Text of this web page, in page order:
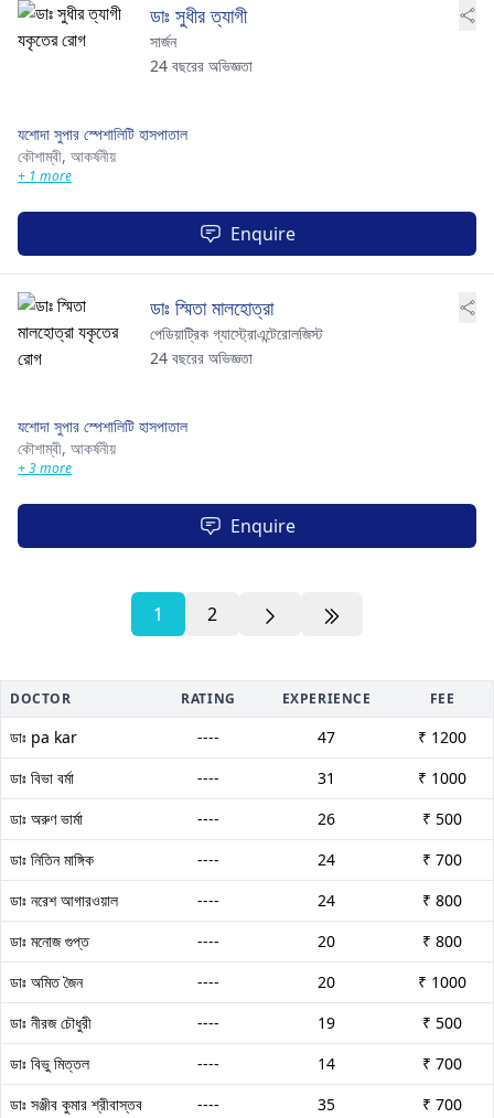
ডাঃ সুধীর ত্যাগী
সার্জন
24 বছরের অভিজ্ঞতা
যশোদা সুপার স্পেশালিটি হাসপাতাল
কৌশাম্বী, আকর্ষনীয়
+ 1 more
Enquire
ডাঃ স্মিতা মালহোত্রা
পেডিয়াট্রিক গ্যাস্ট্রোএন্টেরোলজিস্ট
24 বছরের অভিজ্ঞতা
যশোদা সুপার স্পেশালিটি হাসপাতাল
কৌশাম্বী, আকর্ষনীয়
+ 3 more
Enquire
1 2
DOCTOR RATING EXPERIENCE FEE
ডাঃ pa kar ---- 47
₹ 1200
ডাঃ বিভা বর্মা
---- 31
₹ 1000
ডাঃ অরুণ ভার্মা
---- 26
₹ 500
ডাঃ নিতিন মাঙ্গিক
---- 24
₹ 700
ডাঃ নরেশ আগারওয়াল
---- 24
₹ 800
ডাঃ মনোজ গুপ্ত
---- 20
₹ 800
ডাঃ অমিত জৈন
---- 20
₹ 1000
ডাঃ নীরজ চৌধুরী
---- 19
₹ 500
ডাঃ বিভু মিত্তল
---- 14
₹ 700
ডাঃ সঞ্জীব কুমার শ্রীবাস্তব
---- 35 ₹ 700